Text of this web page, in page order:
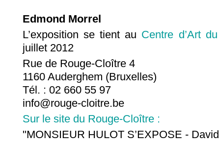
Edmond Morrel
L’exposition se tient au Centre d’Art
juillet 2012
Rue de Rouge-Cloître 4
1160 Auderghem (Bruxelles)
Tél. : 02 660 55 97
info@rouge-cloitre.be
Sur le site du Rouge-Cloître :
"MONSIEUR HULOT S’EXPOSE -